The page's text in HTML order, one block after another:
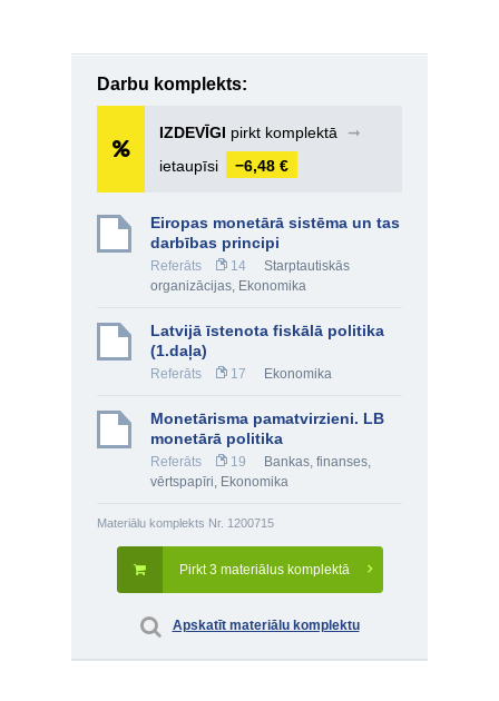
Darbu komplekts:
IZDEVĪGI pirkt komplektā
➞
ietaupīsi
−6,48 €
Eiropas monetārā sistēma un tas
darbības principi
Referāts 14
Starptautiskās
organizācijas, Ekonomika
Latvijā īstenota fiskālā politika
(1.daļa)
Referāts 17 Ekonomika
Monetārisma pamatvirzieni. LB
monetārā politika
Referāts 19
Bankas, finanses,
vērtspapīri, Ekonomika
Materiālu komplekts Nr. 1200715
Pirkt 3 materiālus komplektā
Apskatīt materiālu komplektu